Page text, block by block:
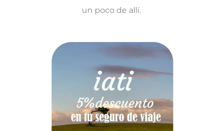
un poco de allí.